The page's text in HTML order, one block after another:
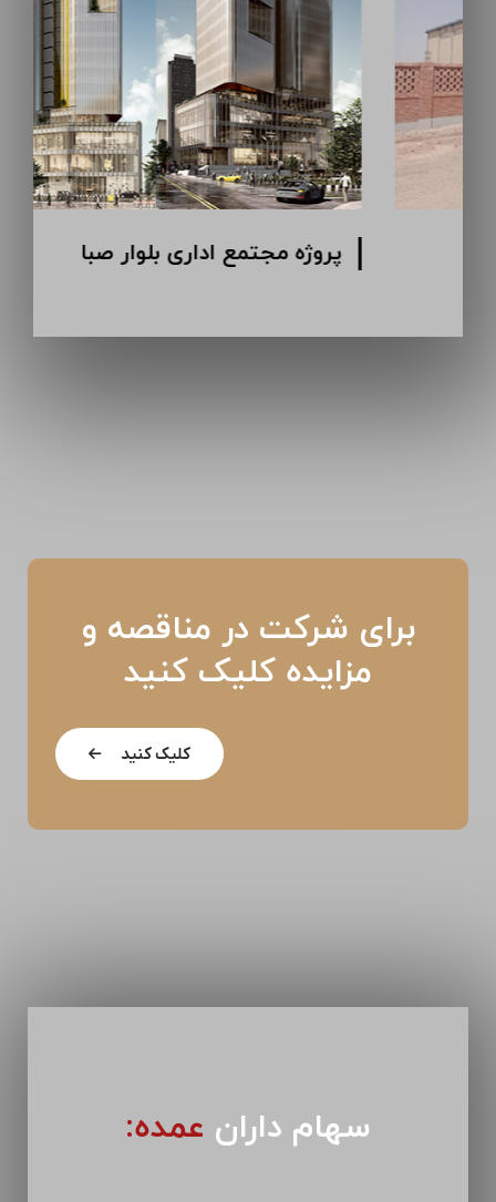
پروژه انبار دارویی کرمان
برای شرکت در مناقصه و
مزایده کلیک کنید
کلیک کنید
سهام داران عمده: